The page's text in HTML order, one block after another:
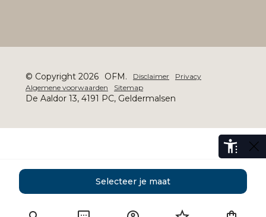
Selecteer je maat
© Copyright 2026 OFM. Disclaimer
Privacy
Algemene voorwaarden
Sitemap
De Aaldor 13, 4191 PC, Geldermalsen